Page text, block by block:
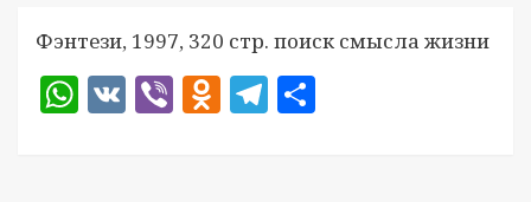
Фэнтези, 1997, 320 стр. поиск смысла жизни
WhatsApp
VKViberOdnoklassniki
Telegram